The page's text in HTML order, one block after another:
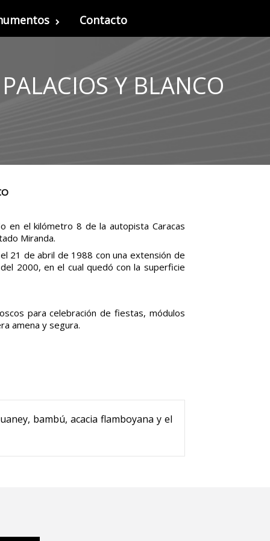
Contacto
Y BLANCO
en el kilómetro 8 de la autopista Caracas
Miranda.
21 de abril de 1988 con una extensión de
2000, en el cual quedó con la superficie
para celebración de fiestas, módulos
amena y segura.
bambú, acacia flamboyana y el